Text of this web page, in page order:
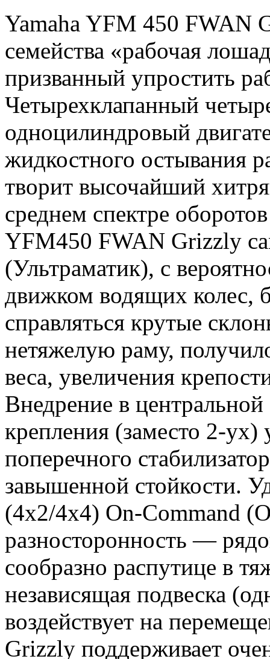
Yamaha YFM 450 FWAN
семейства «рабочая
призванный упростить
Четырехклапанный
одноцилиндровый
жидкостного остывания
творит высочайший
среднем спектре
YFM450 FWAN Grizzly
(Ультраматик), с
движком водящих колес,
справляться крутые
нетяжелую раму,
веса, увеличения
Внедрение в центральной
крепления (заместо 2-ух)
поперечного
завышенной стойкости.
(4х2/4х4) On-Command
разносторонность —
сообразно распутице в
независящая подвеска
воздействует на
Grizzly поддерживает